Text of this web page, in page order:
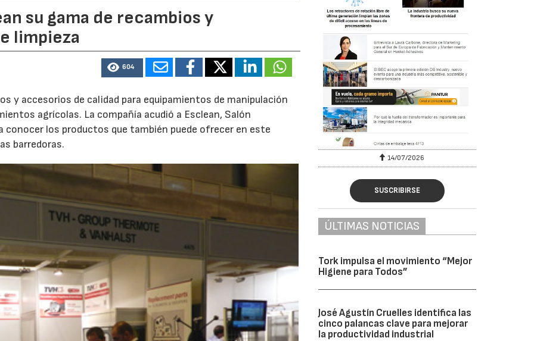
su gama de recambios y
limpieza
604
y accesorios de calidad para equipamientos de manipulación
agrícolas. La compañía acudió a Esclean, Salón
conocer los productos que también puede ofrecer en este
barredoras.
28/07/2026
SUSCRIBIRSE
ÚLTIMAS NOTICIAS
Tork impulsa el movimiento “Mejor
Higiene para Todos”
José Agustín Cruelles identifica las
cinco palancas clave para mejorar
la productividad industrial